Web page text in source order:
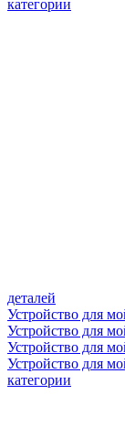
категории
деталей
Устройство для
Устройство для
Устройство для
Устройство для
категории